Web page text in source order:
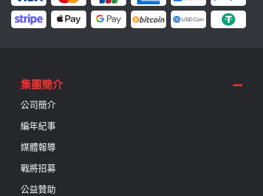
集團簡介
公司簡介
編年紀事
媒體報導
戰將招募
公益贊助